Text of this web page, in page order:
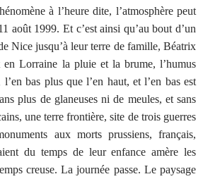
à l’heure dite, l’atmosphère peut
août 1999. Et c’est ainsi qu’au bout d’un
Nice jusqu’à leur terre de famille, Béatrix
en Lorraine la pluie et la brume, l’humus
bas plus que l’en haut, et l’en bas est
plus de glaneuses ni de meules, et sans
une terre frontière, site de trois guerres
aux morts prussiens, français,
du temps de leur enfance amère les
creuse. La journée passe. Le paysage